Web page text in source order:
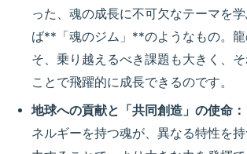
った、魂の成長に不可欠なテーマを
ば**「魂のジム」**のようなもの。龍
そ、乗り越えるべき課題も大きく、
ことで飛躍的に成長できるのです。
地球への貢献と「共同創造」の使命：
ネルギーを持つ魂が、異なる特性を